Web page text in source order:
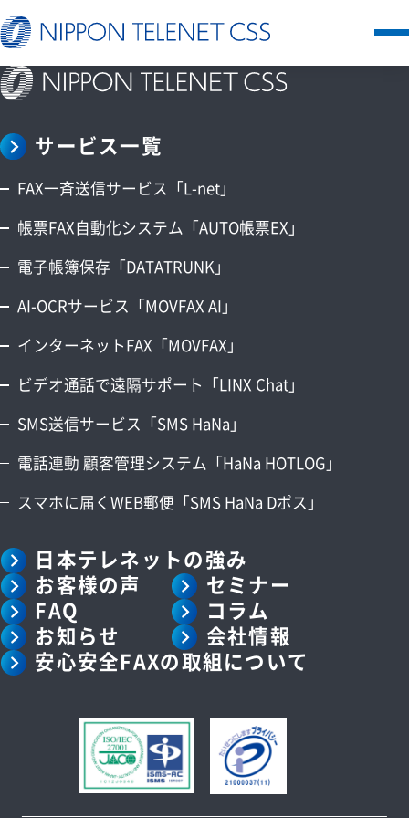
日本テレネットの強み
お客様の声
セミナー
お知らせ
会社情報
資料請求 お問い合わせ
サービス一覧
FAX一斉送信サービス「L-net」
帳票FAX自動化システム「AUTO帳票EX」
電子帳簿保存「DATATRUNK」
AI-OCRサービス「MOVFAX AI」
インターネットFAX「MOVFAX」
ビデオ通話で遠隔サポート「LINX Chat」
SMS送信サービス「SMS HaNa」
電話連動 顧客管理システム「HaNa HOTLOG」
スマホに届くWEB郵便「SMS HaNa Dポス」
日本テレネットの強み
お客様の声
セミナー
FAQ
コラム
お知らせ
会社情報
安心安全FAXの取組について